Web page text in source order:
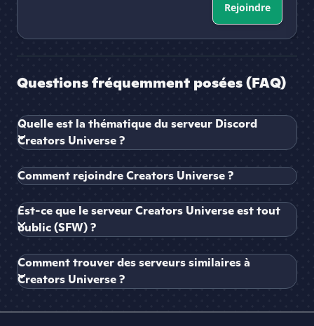
Rejoindre
Questions fréquemment posées (FAQ)
Quelle est la thématique du serveur Discord
Creators Universe ?
Comment rejoindre Creators Universe ?
Est-ce que le serveur Creators Universe est tout
public (SFW) ?
Comment trouver des serveurs similaires à
Creators Universe ?